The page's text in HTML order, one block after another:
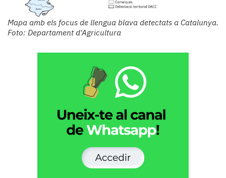
Mapa amb els focus de llengua blava detectats a Catalunya.
Foto: Departament d'Agricultura